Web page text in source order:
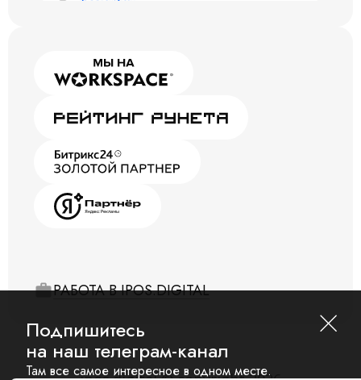
Подпишитесь
на наш телеграм-канал
Там все самое интересное в одном месте.
РАБОТА В IPOS.DIGITAL